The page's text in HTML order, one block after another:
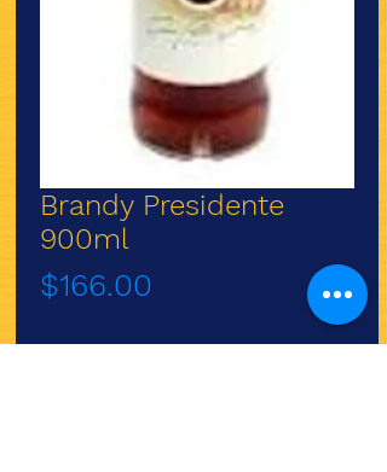
Brandy Presidente
900ml
$166.00
Cantidad *